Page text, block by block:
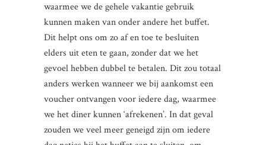
waarmee we de gehele vakantie gebruik
kunnen maken van onder andere het buffet.
Dit helpt ons om zo af en toe te besluiten
elders uit eten te gaan, zonder dat we het
gevoel hebben dubbel te betalen. Dit zou totaal
anders werken wanneer we bij aankomst een
voucher ontvangen voor iedere dag, waarmee
we het diner kunnen ‘afrekenen’. In dat geval
zouden we veel meer geneigd zijn om iedere